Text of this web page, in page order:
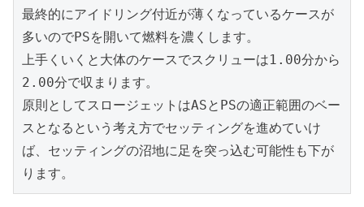
最終的にアイドリング付近が薄くなっているケースが
多いのでPSを開いて燃料を濃くします。
上手くいくと大体のケースでスクリューは1.00分から
2.00分で収まります。
原則としてスロージェットはASとPSの適正範囲のベー
スとなるという考え方でセッティングを進めていけ
ば、セッティングの沼地に足を突っ込む可能性も下が
ります。